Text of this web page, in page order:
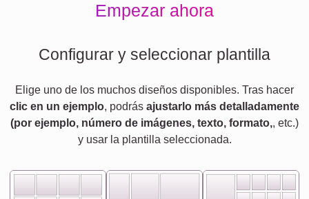
Empezar ahora
Configurar y seleccionar plantilla
Elige uno de los muchos diseños disponibles. Tras hacer
clic en un ejemplo, podrás ajustarlo más detalladamente
(por ejemplo, número de imágenes, texto, formato,, etc.)
y usar la plantilla seleccionada.